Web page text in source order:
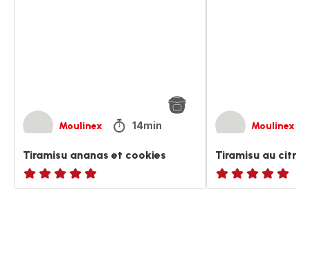
Moulinex 14min
Tiramisu ananas et cookies
ratings.NaN
Moulinex
Tiramisu au
ratings.NaN